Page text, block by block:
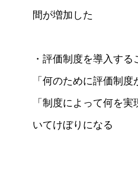
間が増加した
・評価制度を導入する
「何のために評価制度
「制度によって何を
いてけぼりになる